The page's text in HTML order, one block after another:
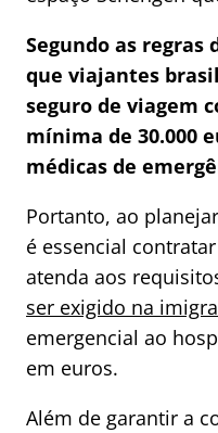
Segundo as regras
que viajantes
seguro de viagem
mínima de 30.000
médicas de
Portanto, ao
é essencial
atenda aos
ser exigido na
emergencial ao
em euros.
Além de garantir a